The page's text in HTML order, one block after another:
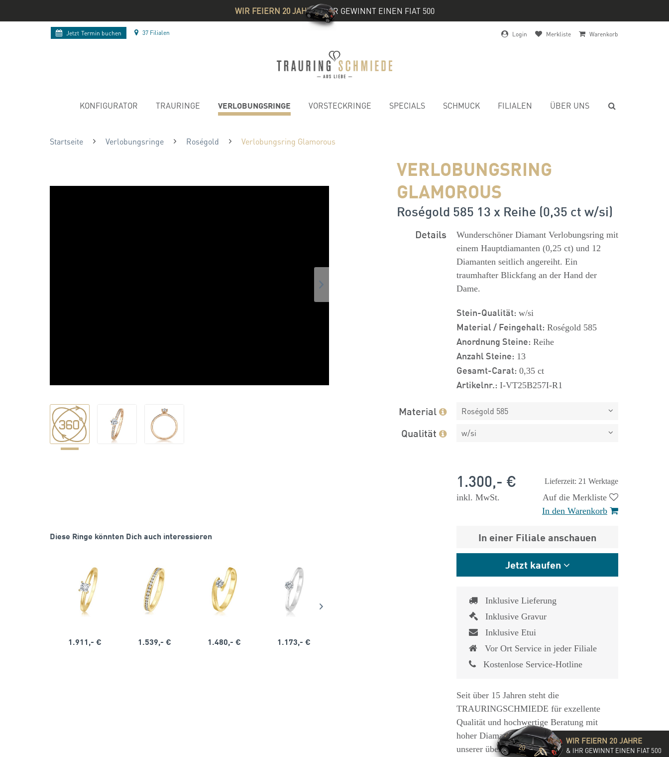
WIR FEIERN 20 JAHRE& IHR GEWINNT EINEN FIAT 500
Jetzt Termin buchen 37 Filialen Login Merkliste Warenkorb
KONFIGURATOR TRAURINGE VERLOBUNGSRINGE VORSTECKRINGE SPECIALS SCHMUCK FILIALEN ÜBER UNS
Startseite Verlobungsringe Roségold Verlobungsring Glamorous
VERLOBUNGSRING
GLAMOROUS
Roségold 585 13 x Reihe (0,35 ct w/si)
Diese Ringe könnten Dich auch interessieren
1.911,- € 1.539,- € 1.480,- € 1.173,- €
Details
Wunderschöner Diamant Verlobungsring mit
einem Hauptdiamanten (0,25 ct) und 12
Diamanten seitlich angereiht. Ein
traumhafter Blickfang an der Hand der
Dame.
Stein-Qualität: w/si
Material / Feingehalt: Roségold 585
Anordnung Steine: Reihe
Anzahl Steine: 13
Gesamt-Carat: 0,35 ct
Artikelnr.: I-VT25B257I-R1
Material Roségold 585
Qualität w/si
Lieferzeit: 21 Werktage
1.300,- €
inkl. MwSt.
Auf die Merkliste
In den Warenkorb
In einer Filiale anschauen
Jetzt kaufen
Inklusive Lieferung
Inklusive Gravur
Inklusive Etui
Vor Ort Service in jeder Filiale
Kostenlose Service-Hotline
Seit über 15 Jahren steht die
TRAURINGSCHMIEDE für exzellente
Qualität und hochwertige Beratung mit
hoher Diamantkompetenz. Besucht eine
unserer über 35 Filialen in der DACH-
WIR FEIERN 20 JAHRE
& IHR GEWINNT EINEN FIAT 500